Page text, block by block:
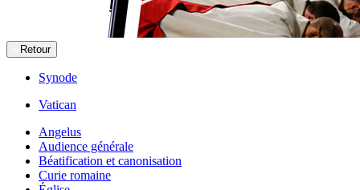
Retour
Synode
Vatican
Angelus
Audience générale
Béatification et canonisation
Curie romaine